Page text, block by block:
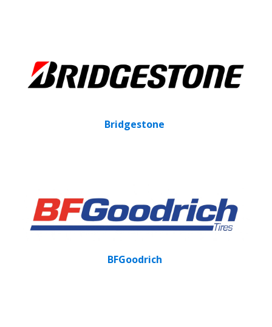
Bridgestone
BFGoodrich